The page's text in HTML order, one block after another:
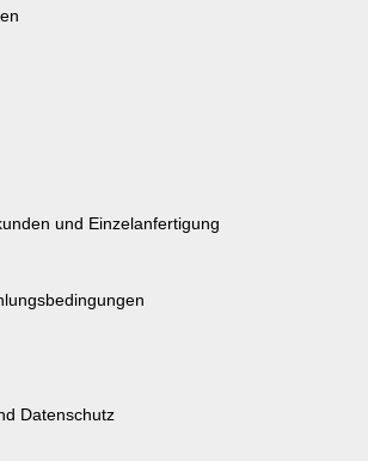
und Einzelanfertigung
Datenschutz